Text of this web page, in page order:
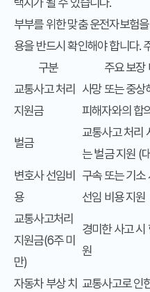
부부를 위한 맞춤 운전자보험
용을 반드시 확인해야 합니다.
구분
주요 보장
교통사고 처리
지원금
사망 또는 중상
피해자와의 합
벌금
교통사고 처리
는 벌금 지원 (
변호사 선임비
용
구속 또는 기소
선임 비용 지원
교통사고처리
지원금(6주 미
만)
경미한 사고 시
원
자동차 부상 치 교통사고로 인